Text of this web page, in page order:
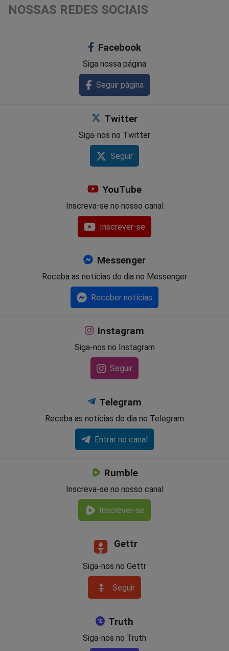
NOSSAS REDES SOCIAIS
Facebook
Siga nossa página
Seguir página
Twitter
Siga-nos no Twitter
Seguir
YouTube
Inscreva-se no nosso canal
Inscrever-se
Messenger
Receba as notícias do dia no Messenger
Receber notícias
Instagram
Siga-nos no Instagram
Seguir
Telegram
Receba as notícias do dia no Telegram
Entrar no canal
Rumble
Inscreva-se no nosso canal
Inscrever-se
Gettr
Siga-nos no Gettr
Seguir
Truth
Siga-nos no Truth